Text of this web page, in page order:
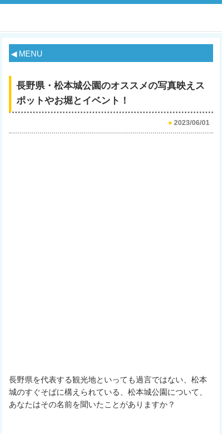
◀ MENU
長野県・松本城公園のオススメの写真映えス
ポットやお堀とイベント！
●2023/06/01
長野県を代表する観光地といっても過言ではない、松本
城のすぐそばに構えられている、松本城公園について、
あなたはその名前を聞いたことがありますか？